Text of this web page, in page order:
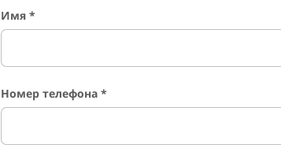
Имя *
Номер телефона *